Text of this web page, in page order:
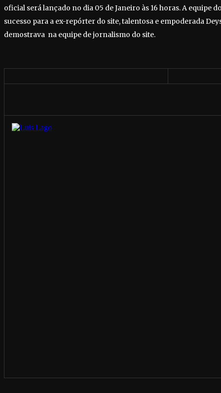
oficial será lançado no dia 05 de Janeiro às 16 horas. A equipe
sucesso para a ex-repórter do site, talentosa e empoderada
demostrava na equipe de jornalismo do site.